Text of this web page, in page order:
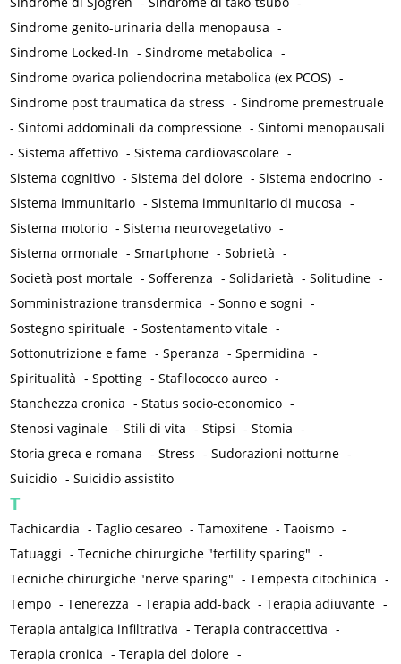
Sindrome genito-urinaria della menopausa -
Sindrome Locked-In -Sindrome metabolica -
Sindrome ovarica poliendocrina metabolica (ex PCOS) -
Sindrome post traumatica da stress -Sindrome premestruale
-Sintomi addominali da compressione -Sintomi menopausali
-Sistema affettivo -Sistema cardiovascolare -
Sistema cognitivo -Sistema del dolore -Sistema endocrino -
Sistema immunitario -Sistema immunitario di mucosa -
Sistema motorio -Sistema neurovegetativo -
Sistema ormonale -Smartphone -Sobrietà -
Società post mortale -Sofferenza -Solidarietà -Solitudine -
Somministrazione transdermica -Sonno e sogni -
Sostegno spirituale -Sostentamento vitale -
Sottonutrizione e fame -Speranza -Spermidina -
Spiritualità -Spotting -Stafilococco aureo -
Stanchezza cronica -Status socio-economico -
Stenosi vaginale -Stili di vita -Stipsi -Stomia -
Storia greca e romana -Stress -Sudorazioni notturne -
Suicidio -Suicidio assistito
T
Tachicardia -Taglio cesareo -Tamoxifene -Taoismo -
Tatuaggi -Tecniche chirurgiche "fertility sparing" -
Tecniche chirurgiche "nerve sparing" -Tempesta citochinica -
Tempo -Tenerezza -Terapia add-back -Terapia adiuvante -
Terapia antalgica infiltrativa -Terapia contraccettiva -
Terapia cronica -Terapia del dolore -